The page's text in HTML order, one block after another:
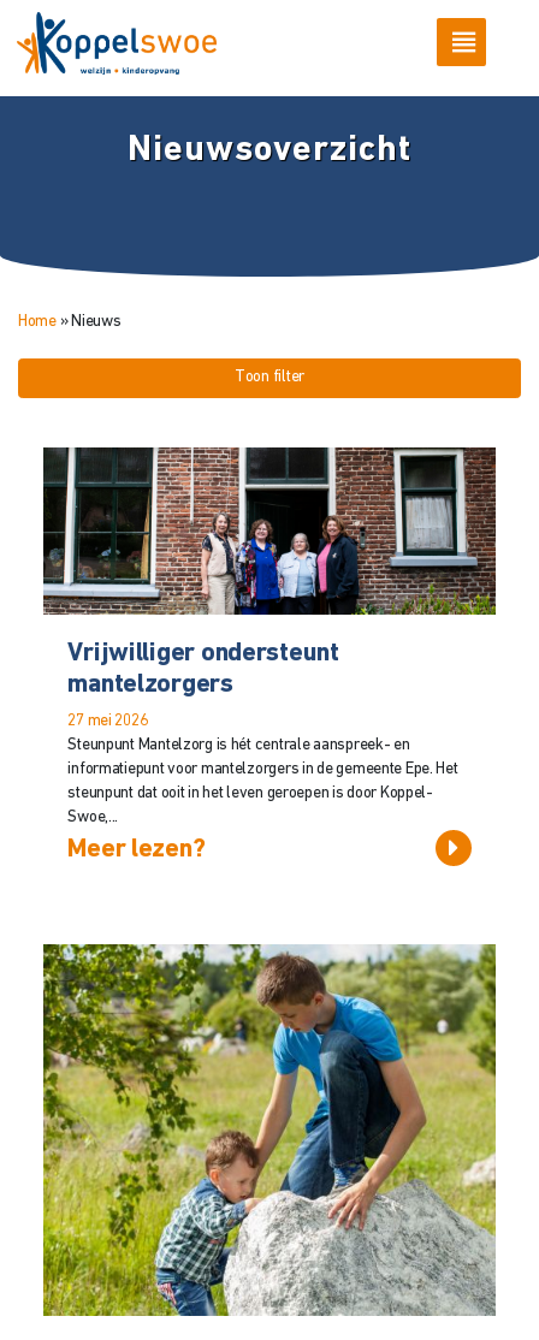
Nieuwsoverzicht
Home» Nieuws
Toon filter
Vrijwilliger ondersteunt
mantelzorgers
27 mei 2026
Steunpunt Mantelzorg is hét centrale aanspreek- en
informatiepunt voor mantelzorgers in de gemeente Epe. Het
steunpunt dat ooit in het leven geroepen is door Koppel-
Swoe,...
Meer lezen?